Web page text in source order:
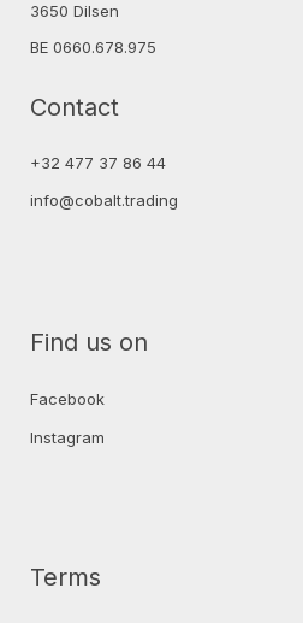
3650 Dilsen
BE 0660.678.975
Contact
+32 477 37 86 44
info@cobalt.trading
Find us on
Facebook
Instagram
Terms